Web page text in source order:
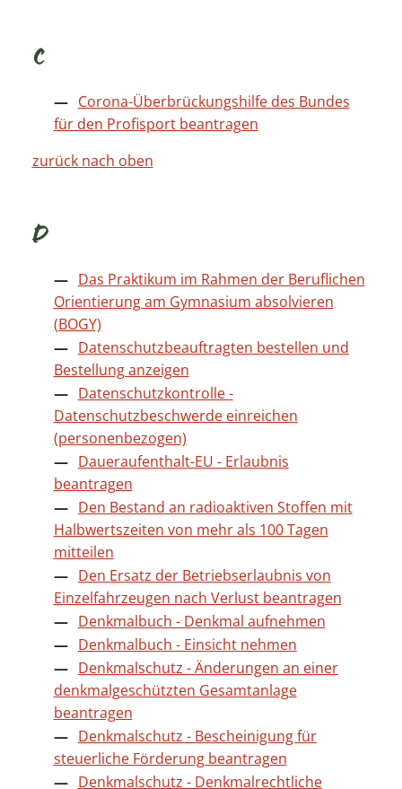
C
Corona-Überbrückungshilfe des Bundes
für den Profisport beantragen
zurück nach oben
D
Das Praktikum im Rahmen der Beruflichen
Orientierung am Gymnasium absolvieren
(BOGY)
Datenschutzbeauftragten bestellen und
Bestellung anzeigen
Datenschutzkontrolle -
Datenschutzbeschwerde einreichen
(personenbezogen)
Daueraufenthalt-EU - Erlaubnis
beantragen
Den Bestand an radioaktiven Stoffen mit
Halbwertszeiten von mehr als 100 Tagen
mitteilen
Den Ersatz der Betriebserlaubnis von
Einzelfahrzeugen nach Verlust beantragen
Denkmalbuch - Denkmal aufnehmen
Denkmalbuch - Einsicht nehmen
Denkmalschutz - Änderungen an einer
denkmalgeschützten Gesamtanlage
beantragen
Denkmalschutz - Bescheinigung für
steuerliche Förderung beantragen
Denkmalschutz - Denkmalrechtliche